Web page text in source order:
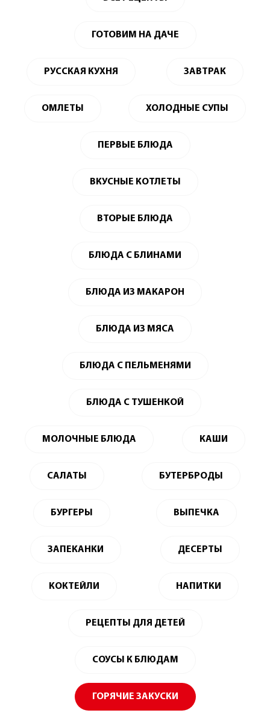
ГОТОВИМ НА ДАЧЕ
РУССКАЯ КУХНЯ ЗАВТРАК
ОМЛЕТЫ ХОЛОДНЫЕ СУПЫ
ПЕРВЫЕ БЛЮДА
ВКУСНЫЕ КОТЛЕТЫ
ВТОРЫЕ БЛЮДА
БЛЮДА С БЛИНАМИ
БЛЮДА ИЗ МАКАРОН
БЛЮДА ИЗ МЯСА
БЛЮДА С ПЕЛЬМЕНЯМИ
БЛЮДА С ТУШЕНКОЙ
МОЛОЧНЫЕ БЛЮДА КАШИ
САЛАТЫ БУТЕРБРОДЫ
БУРГЕРЫ ВЫПЕЧКА
ЗАПЕКАНКИ ДЕСЕРТЫ
КОКТЕЙЛИ НАПИТКИ
РЕЦЕПТЫ ДЛЯ ДЕТЕЙ
СОУСЫ К БЛЮДАМ
ГОРЯЧИЕ ЗАКУСКИ